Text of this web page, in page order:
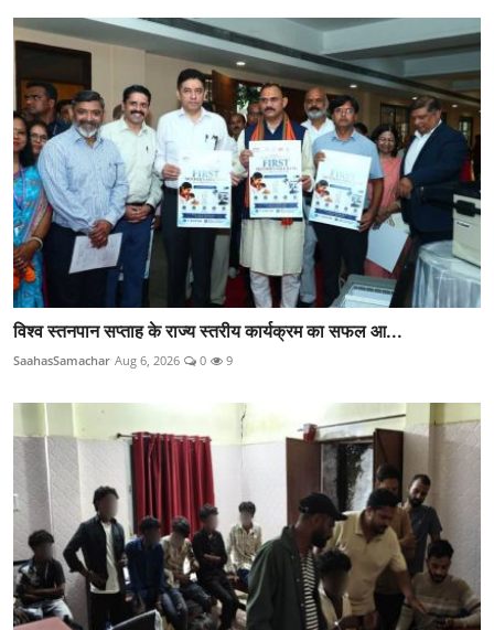
विश्व स्तनपान सप्ताह के राज्य स्तरीय कार्यक्रम का सफल आ...
SaahasSamachar Aug 6, 2026 0 9